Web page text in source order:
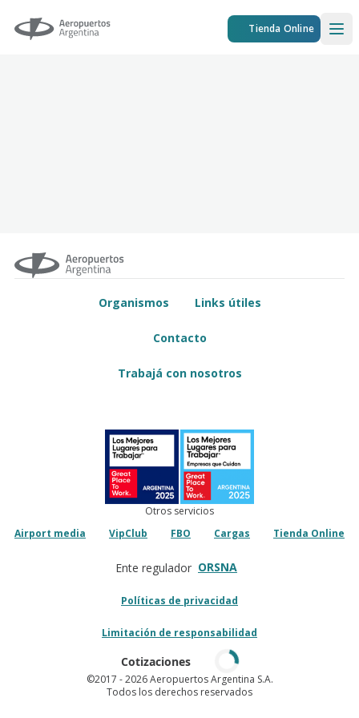
Aeropuertos Argentina Tienda Online
Organismos Links útiles
Contacto
Trabajá con nosotros
Otros servicios
Airport media
VipClub FBO Cargas Tienda Online
Ente regulador ORSNA
Políticas de privacidad
Limitación de responsabilidad
Cotizaciones
©2017 - 2026 Aeropuertos Argentina S.A.
Todos los derechos reservados